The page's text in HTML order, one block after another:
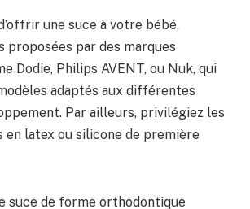
une suce à votre bébé,
proposées par des marques
Dodie, Philips AVENT, ou Nuk, qui
adaptés aux différentes
Par ailleurs, privilégiez les
en latex ou silicone de première
suce de forme orthodontique